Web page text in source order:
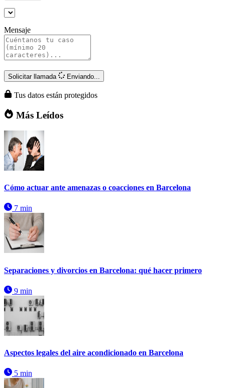
Mensaje
Solicitar llamada Enviando...
Tus datos están protegidos
Más Leídos
Cómo actuar ante amenazas o coacciones en Barcelona
7 min
Separaciones y divorcios en Barcelona: qué hacer primero
9 min
Aspectos legales del aire acondicionado en Barcelona
5 min